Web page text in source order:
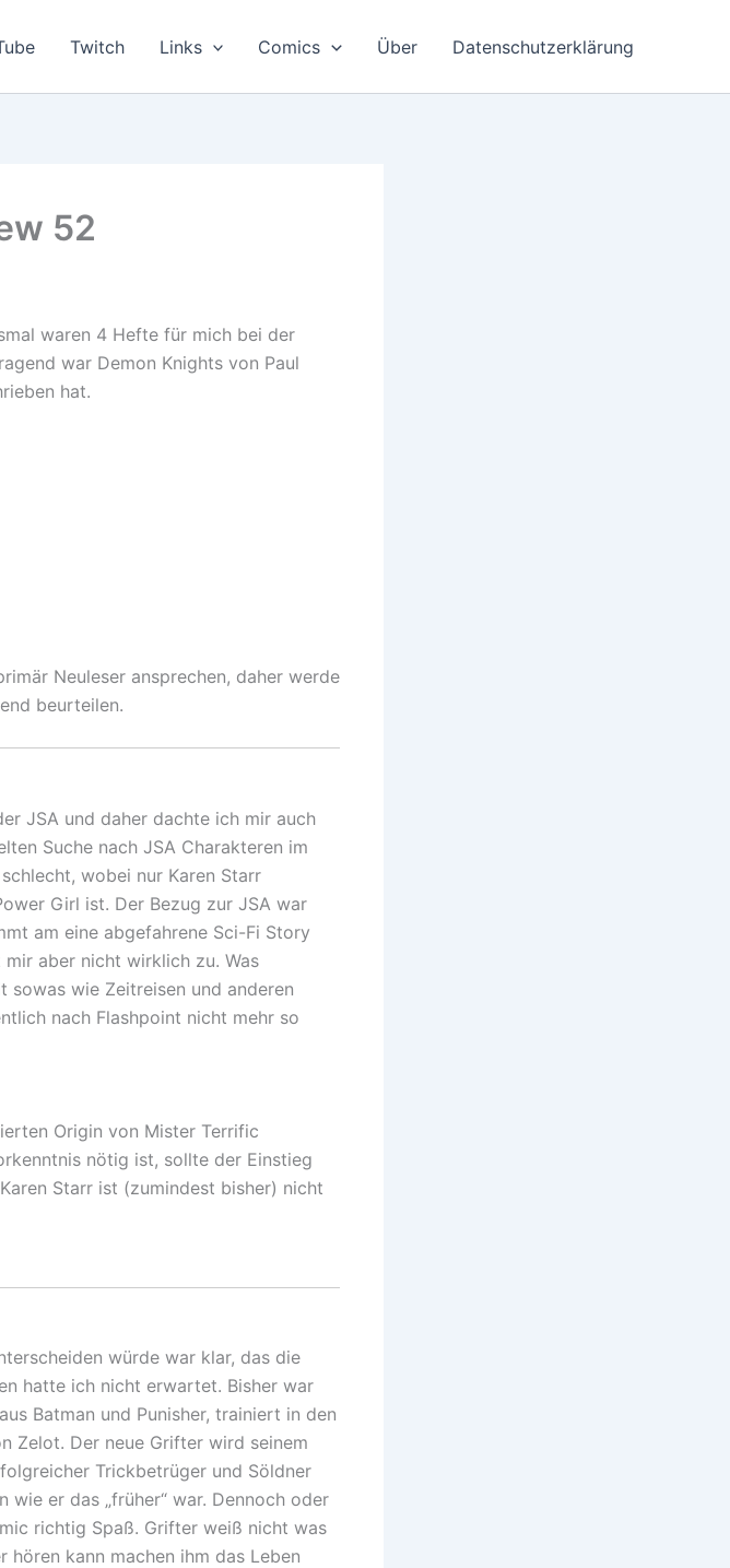
Twitch Links Comics Über Datenschutzerklärung
52
waren 4 Hefte für mich bei der
war Demon Knights von Paul
hat.
Neuleser ansprechen, daher werde
beurteilen.
JSA und daher dachte ich mir auch
Suche nach JSA Charakteren im
wobei nur Karen Starr
Girl ist. Der Bezug zur JSA war
am eine abgefahrene Sci-Fi Story
aber nicht wirklich zu. Was
wie Zeitreisen und anderen
nach Flashpoint nicht mehr so
Origin von Mister Terrific
nötig ist, sollte der Einstieg
Starr ist (zumindest bisher) nicht
würde war klar, das die
hatte ich nicht erwartet. Bisher war
Batman und Punisher, trainiert in den
Zelot. Der neue Grifter wird seinem
Trickbetrüger und Söldner
er das „früher“ war. Dennoch oder
richtig Spaß. Grifter weiß nicht was
kann machen ihm das Leben